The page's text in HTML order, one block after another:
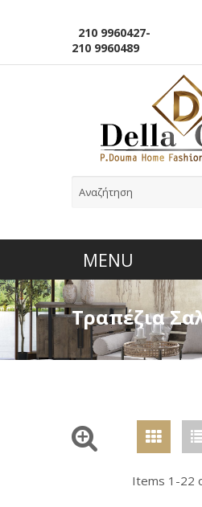
210 9960427-
210 9960489
Τραπέζια
Items 1-22